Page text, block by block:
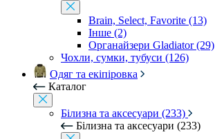
Brain, Select, Favorite (13)
Інше (2)
Органайзери Gladiator (29)
Чохли, сумки, тубуси (126)
Одяг та екіпіровка
Каталог
Білизна та аксесуари (233)
Білизна та аксесуари (233)